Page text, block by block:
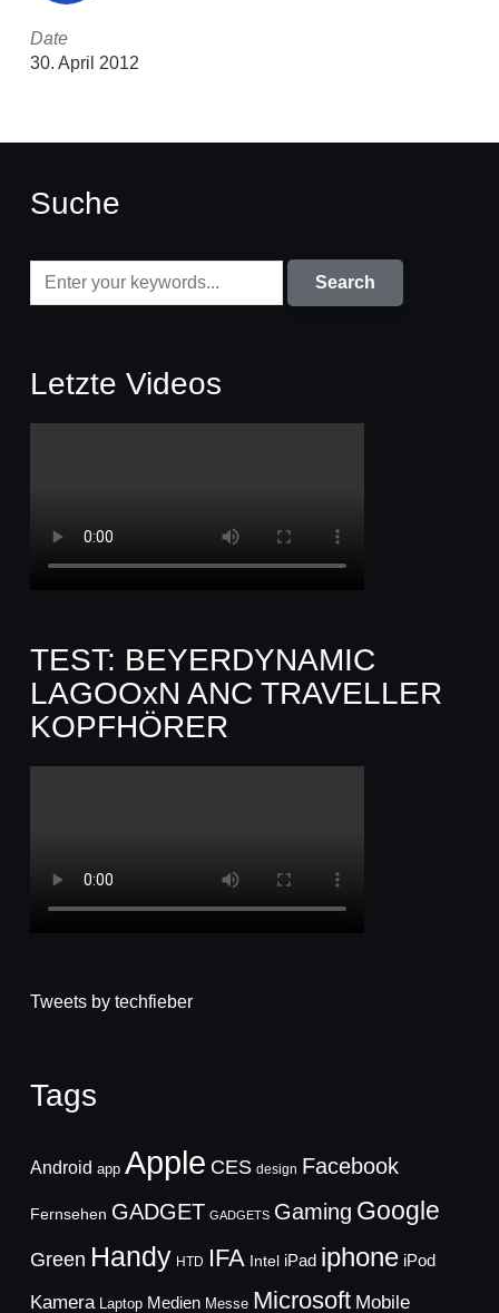
Date
30. April 2012
Suche
Letzte Videos
TEST: BEYERDYNAMIC
LAGOOxN ANC TRAVELLER
KOPFHÖRER
Tweets by techfieber
Tags
Android app Apple CES design Facebook
Fernsehen GADGET GADGETS Gaming Google
Green Handy HTD IFA Intel iPad iphone iPod
Kamera Laptop Medien Messe Microsoft Mobile